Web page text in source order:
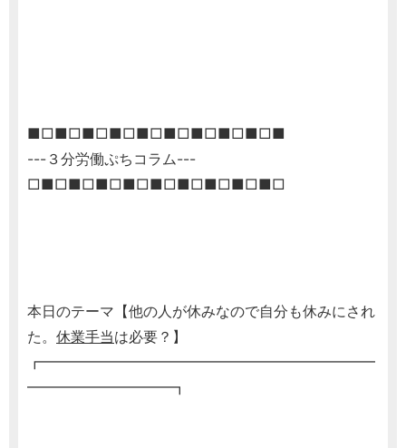
■□■□■□■□■□■□■□■□■□■
---３分労働ぷちコラム---
□■□■□■□■□■□■□■□■□■□
本日のテーマ【他の人が休みなので自分も休みにされ
た。 休業手当は必要？】
┏━━━━━━━━━━━━━━━━━━━━━━━
━━━━━━━━━━┓